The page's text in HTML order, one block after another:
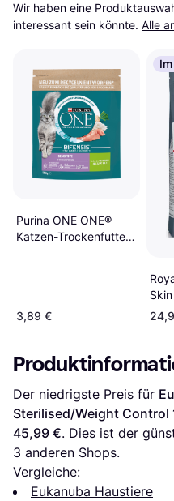
Wir haben eine
interessant sein könnte. Alle
Purina ONE ONE®
Katzen-Trockenfutter
3,89 €
Der niedrigste Preis für
Sterilised/Weight Control
45,99 €
3 anderen Shops.
Vergleiche:
Eukanuba Haustiere